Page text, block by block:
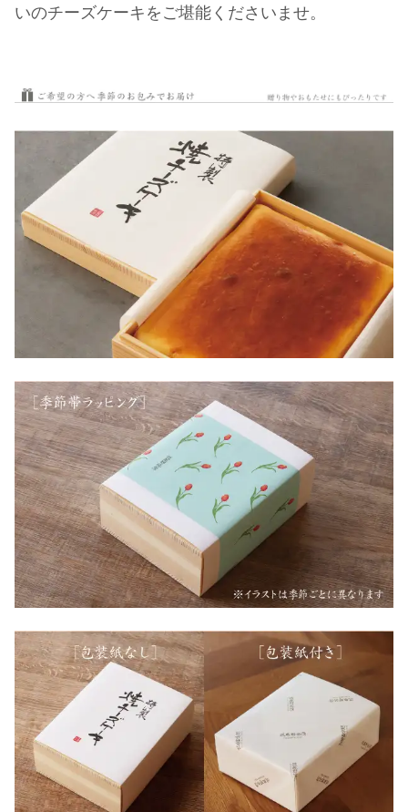
いのチーズケーキをご堪能くださいませ。